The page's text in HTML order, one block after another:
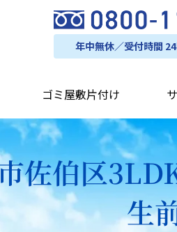
年中無休／受付時間
ゴミ屋敷片付け
佐伯区
生